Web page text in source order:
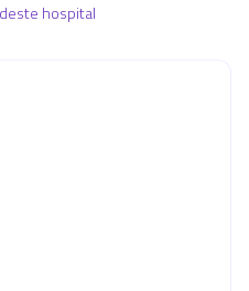
hospital